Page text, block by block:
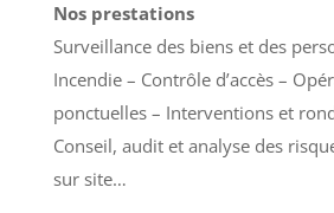
Nos prestations
Surveillance des biens et des
Incendie – Contrôle d’accès –
ponctuelles – Interventions et
Conseil, audit et analyse des
sur site…